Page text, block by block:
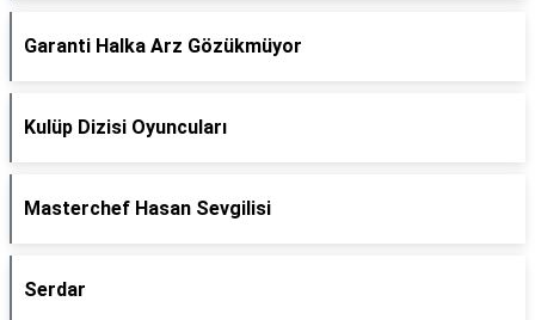
Garanti Halka Arz Gözükmüyor
Kulüp Dizisi Oyuncuları
Masterchef Hasan Sevgilisi
Serdar